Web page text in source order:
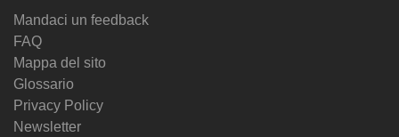
Mandaci un feedback
FAQ
Mappa del sito
Glossario
Privacy Policy
Newsletter